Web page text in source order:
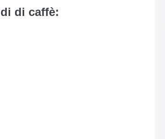
di caffè: